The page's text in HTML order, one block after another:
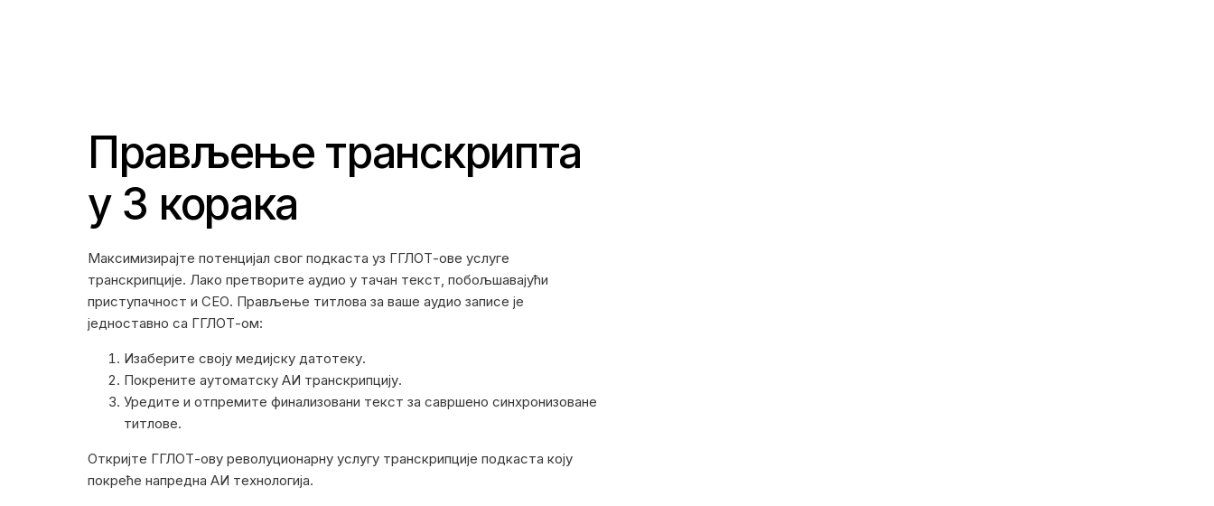
Прављење транскрипта
у 3 корака
Максимизирајте потенцијал свог подкаста уз ГГЛОТ-ове услуге
транскрипције. Лако претворите аудио у тачан текст, побољшавајући
приступачност и СЕО. Прављење титлова за ваше аудио записе је
једноставно са ГГЛОТ-ом:
Изаберите своју медијску датотеку.
Покрените аутоматску АИ транскрипцију.
Уредите и отпремите финализовани текст за савршено синхронизоване
титлове.
Откријте ГГЛОТ-ову револуционарну услугу транскрипције подкаста коју
покреће напредна АИ технологија.